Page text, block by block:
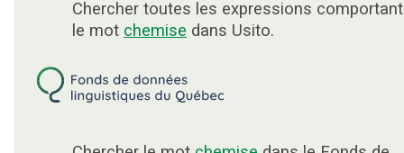
Chercher toutes les expressions comportant
le mot chemise dans Usito.